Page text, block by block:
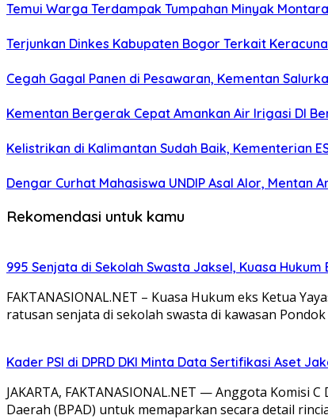
Temui Warga Terdampak Tumpahan Minyak
Terjunkan Dinkes Kabupaten Bogor Terkait
Cegah Gagal Panen di Pesawaran, Kementan
Kementan Bergerak Cepat Amankan Air Irigasi DI
Kelistrikan di Kalimantan Sudah Baik, Kementerian
Dengar Curhat Mahasiswa UNDIP Asal Alor, Mentan
Rekomendasi untuk kamu
995 Senjata di Sekolah Swasta Jaksel, Kuasa Hukum
FAKTANASIONAL.NET – Kuasa Hukum eks Ketua
ratusan senjata di sekolah swasta di kawasan
Kader PSI di DPRD DKI Minta Data Sertifikasi Aset
JAKARTA, FAKTANASIONAL.NET — Anggota Komisi
Daerah (BPAD) untuk memaparkan secara detail